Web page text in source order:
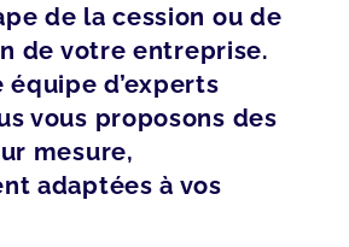
de la cession ou de
de votre entreprise.
équipe d’experts
vous proposons des
mesure,
adaptées à vos